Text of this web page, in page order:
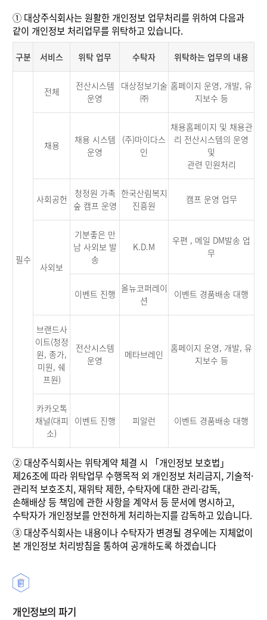
① 대상주식회사는 원활한 개인정보 업무처리를 위하여 다음과
같이 개인정보 처리업무를 위탁하고 있습니다.
구분 서비스 위탁 업무 수탁자 위탁하는 업무의 내용
필수
전체
전산시스템
운영
대상정보기술
㈜
홈페이지 운영, 개발, 유
지보수 등
채용
채용 시스템
운영
(주)마이다스
인
채용홈페이지 및 채용관
리 전산시스템의 운영
및
관련 민원처리
사회공헌
청정원 가족
숲 캠프 운영
한국산림복지
진흥원
캠프 운영 업무
사외보
기분좋은 만
남 사외보 발
송
K.D.M
우편 , 메일 DM발송 업
무
이벤트 진행 올뉴코퍼레이
션
이벤트 경품배송 대행
브랜드사
이트(청정
원, 종가,
미원, 쉐
프원)
전산시스템
운영
메타브레인
홈페이지 운영, 개발, 유
지보수 등
카카오톡
채널(대피
소)
이벤트 진행 피알런 이벤트 경품배송 대행
② 대상주식회사는 위탁계약 체결 시 「개인정보 보호법」
제26조에 따라 위탁업무 수행목적 외 개인정보 처리금지, 기술적·
관리적 보호조치, 재위탁 제한, 수탁자에 대한 관리·감독,
손해배상 등 책임에 관한 사항을 계약서 등 문서에 명시하고,
수탁자가 개인정보를 안전하게 처리하는지를 감독하고 있습니다.
③ 대상주식회사는 내용이나 수탁자가 변경될 경우에는 지체없이
본 개인정보 처리방침을 통하여 공개하도록 하겠습니다
개인정보의 파기